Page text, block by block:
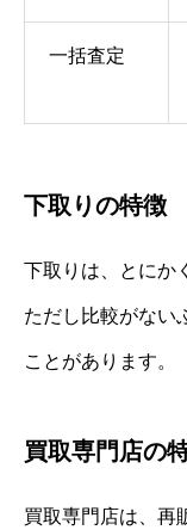
一括査定
下取りの特徴
下取りは、とにか
ただし比較がない
ことがあります。
買取専門店の
買取専門店は、再